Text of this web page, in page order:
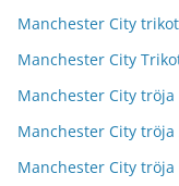
Manchester City trikot
Manchester City
Manchester City tröja
Manchester City tröja
Manchester City